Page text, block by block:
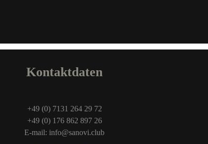
Kontaktdaten
+49 (0) 7131 264 29 72
+49 (0) 176 862 897 26
E-mail: info@sanovi.club